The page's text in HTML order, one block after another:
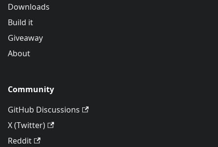
Downloads
Build it
Giveaway
About
Community
GitHub Discussions
X (Twitter)
Reddit